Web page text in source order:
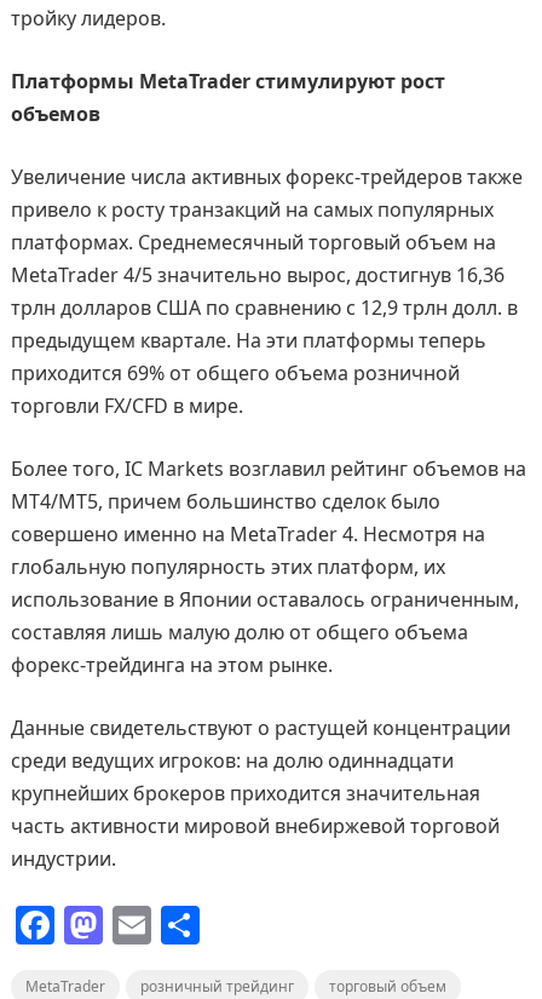
тройку лидеров.
Платформы MetaTrader стимулируют рост
объемов
Увеличение числа активных форекс-трейдеров также
привело к росту транзакций на самых популярных
платформах. Среднемесячный торговый объем на
MetaTrader 4/5 значительно вырос, достигнув 16,36
трлн долларов США по сравнению с 12,9 трлн долл. в
предыдущем квартале. На эти платформы теперь
приходится 69% от общего объема розничной
торговли FX/CFD в мире.
Более того, IC Markets возглавил рейтинг объемов на
MT4/MT5, причем большинство сделок было
совершено именно на MetaTrader 4. Несмотря на
глобальную популярность этих платформ, их
использование в Японии оставалось ограниченным,
составляя лишь малую долю от общего объема
форекс-трейдинга на этом рынке.
Данные свидетельствуют о растущей концентрации
среди ведущих игроков: на долю одиннадцати
крупнейших брокеров приходится значительная
часть активности мировой внебиржевой торговой
индустрии.
F
a
M
a
E
m
О
MetaTrader розничный трейдинг
торговый объем